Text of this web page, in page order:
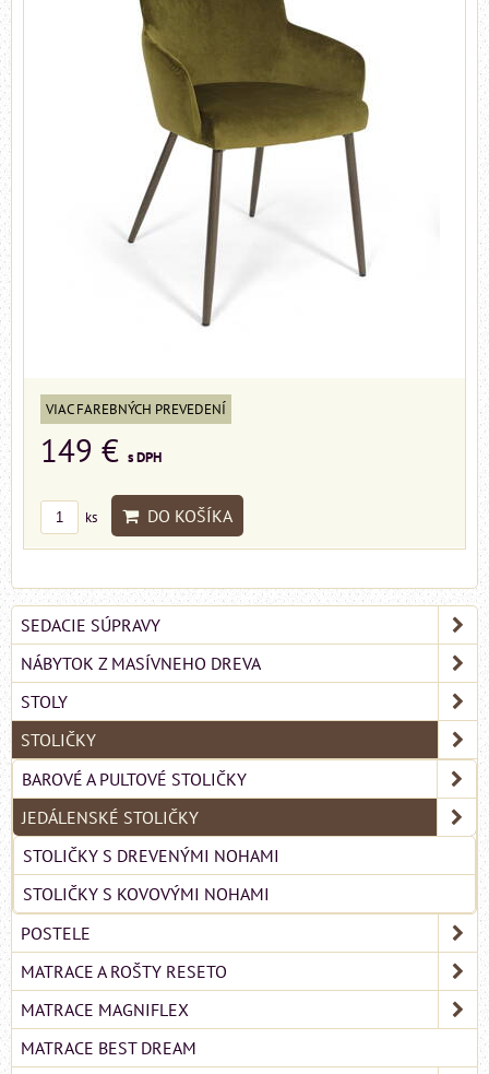
VIAC FAREBNÝCH PREVEDENÍ
149 € s DPH
ks DO KOŠÍKA
SEDACIE SÚPRAVY
NÁBYTOK Z MASÍVNEHO DREVA
STOLY
STOLIČKY
BAROVÉ A PULTOVÉ STOLIČKY
JEDÁLENSKÉ STOLIČKY
STOLIČKY S DREVENÝMI NOHAMI
STOLIČKY S KOVOVÝMI NOHAMI
POSTELE
MATRACE A ROŠTY RESETO
MATRACE MAGNIFLEX
MATRACE BEST DREAM